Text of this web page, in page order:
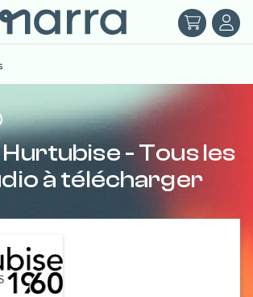
- Tous les
à télécharger